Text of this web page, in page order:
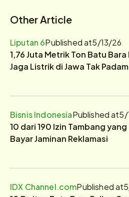
Other Article
Liputan 6Published at5/13/26
1,76 Juta Metrik Ton Batu
Jaga Listrik di Jawa Tak Padam
Bisnis IndonesiaPublished at
10 dari 190 Izin Tambang
Bayar Jaminan Reklamasi
IDX Channel.comPublished at